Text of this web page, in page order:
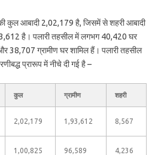
कुल आबादी 2,02,179 है, जिसमें से शहरी आबादी
है। पलारी तहसील में लगभग 40,420 घर
38,707 ग्रामीण घर शामिल हैं। पलारी तहसील
प्रारूप में नीचे दी गई है –
कुल ग्रामीण शहरी
2,02,179 1,93,612 8,567
1,00,825 96,589 4,236